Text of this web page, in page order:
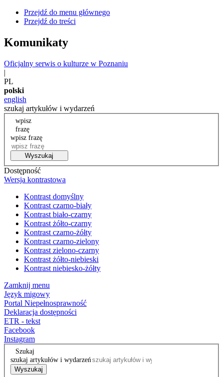
Przejdź do menu głównego
Przejdź do treści
Komunikaty
Oficjalny serwis o kulturze w Poznaniu
|
PL
polski
english
szukaj artykułów i wydarzeń
wpisz
frazę
wpisz frazę
Wyszukaj
Dostępność
Wersja kontrastowa
Kontrast domyślny
Kontrast czarno-biały
Kontrast biało-czarny
Kontrast żółto-czarny
Kontrast czarno-żółty
Kontrast czarno-zielony
Kontrast zielono-czarny
Kontrast żółto-niebieski
Kontrast niebiesko-żółty
Zamknij menu
Język migowy
Portal Niepełnosprawność
Deklaracja dostępności
ETR - tekst
Facebook
Instagram
Szukaj
szukaj artykułów i wydarzeń
Wyszukaj